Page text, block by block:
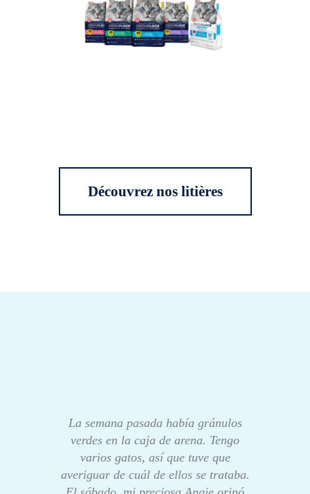
Découvrez nos litières
La semana pasada había gránulos
verdes en la caja de arena. Tengo
varios gatos, así que tuve que
averiguar de cuál de ellos se trataba.